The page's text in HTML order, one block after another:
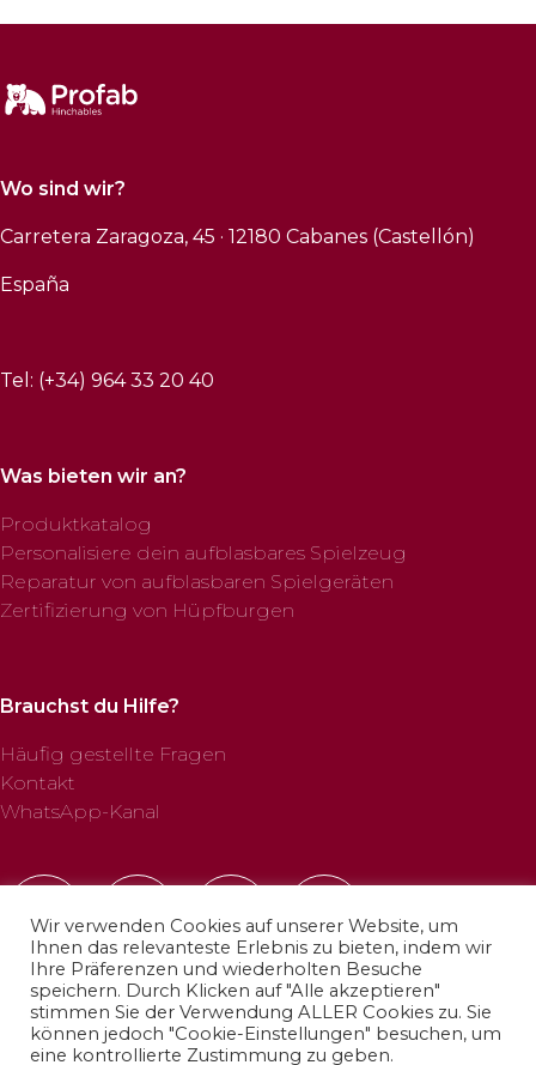
Wo sind wir?
Carretera Zaragoza, 45 · 12180 Cabanes (Castellón)
España
Tel: (+34) 964 33 20 40
Was bieten wir an?
Produktkatalog
Personalisiere dein aufblasbares Spielzeug
Reparatur von aufblasbaren Spielgeräten
Zertifizierung von Hüpfburgen
Brauchst du Hilfe?
Häufig gestellte Fragen
Kontakt
WhatsApp-Kanal
© 2025 Profab Hinchables. Alle Rechte vorbehalten.
Wir verwenden Cookies auf unserer Website, um
Ihnen das relevanteste Erlebnis zu bieten, indem wir
Ihre Präferenzen und wiederholten Besuche
speichern. Durch Klicken auf "Alle akzeptieren"
stimmen Sie der Verwendung ALLER Cookies zu. Sie
können jedoch "Cookie-Einstellungen" besuchen, um
eine kontrollierte Zustimmung zu geben.